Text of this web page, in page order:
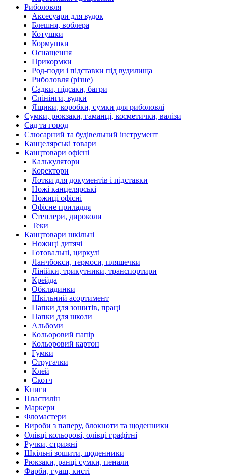
Риболовля
Аксесуари для вудок
Блешня, воблера
Котушки
Кормушки
Оснащення
Прикормки
Род-поди і підставки під вудилища
Риболовля (різне)
Садки, підсаки, багри
Спінінги, вудки
Ящики, коробки, сумки для риболовлі
Сумки, рюкзаки, гаманці, косметички, валізи
Сад та город
Слюсарний та будівельний інструмент
Канцелярські товари
Канцтовари офісні
Калькулятори
Коректори
Лотки для документів і підставки
Ножі канцелярські
Ножиці офісні
Офісне приладдя
Степлери, дироколи
Теки
Канцтовари шкільні
Ножиці дитячі
Готовальні, циркулі
Ланчбокси, термоси, пляшечки
Лінійки, трикутники, транспортири
Крейда
Обкладинки
Шкільний асортимент
Папки для зошитів, праці
Папки для школи
Альбоми
Кольоровий папір
Кольоровий картон
Гумки
Стругачки
Клей
Скотч
Книги
Пластилін
Маркери
Фломастери
Вироби з паперу, блокноти та щоденники
Олівці кольорові, олівці графітні
Ручки, стрижні
Шкільні зошити, щоденники
Рюкзаки, ранці сумки, пенали
Фарби, гуаш, кисті